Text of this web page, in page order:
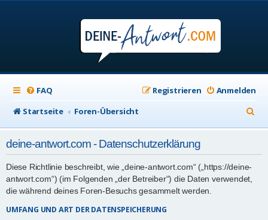
FAQ Anmelden
Registrieren
Startseite
Foren-Übersicht
u
deine-antwort.com - Datenschutzerklärung
Diese Richtlinie beschreibt, wie „deine-antwort.com“ („https://deine-
antwort.com“) (im Folgenden „der Betreiber“) die Daten verwendet,
die während deines Foren-Besuchs gesammelt werden.
UMFANG UND ART DER DATENSPEICHERUNG